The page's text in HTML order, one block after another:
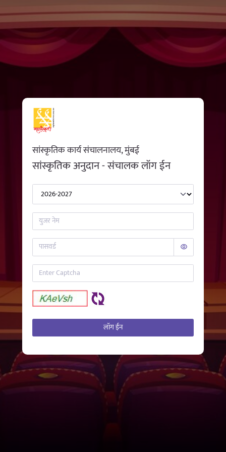
सांस्कृतिक कार्य संचालनालय, मुंबई
सांस्कृतिक अनुदान - संचालक लॉग ईन
लॉग ईन